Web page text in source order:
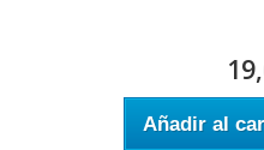
Añadir al